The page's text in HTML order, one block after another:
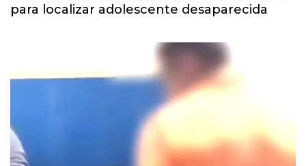
para localizar adolescente desaparecida